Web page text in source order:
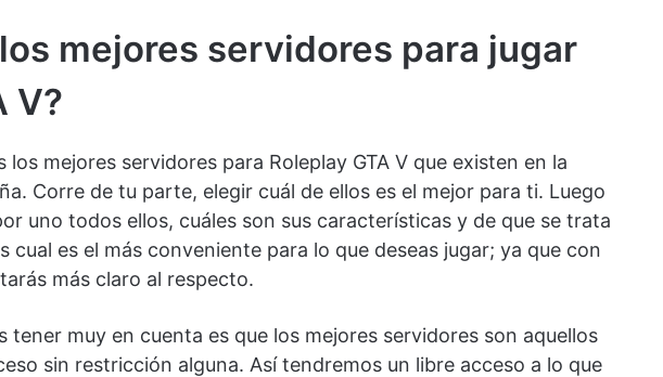
mejores servidores para jugar
V?
mejores servidores para Roleplay GTA V que existen en la
Corre de tu parte, elegir cuál de ellos es el mejor para ti. Luego
uno todos ellos, cuáles son sus características y de que se trata
cual es el más conveniente para lo que deseas jugar; ya que con
más claro al respecto.
tener muy en cuenta es que los mejores servidores son aquellos
sin restricción alguna. Así tendremos un libre acceso a lo que